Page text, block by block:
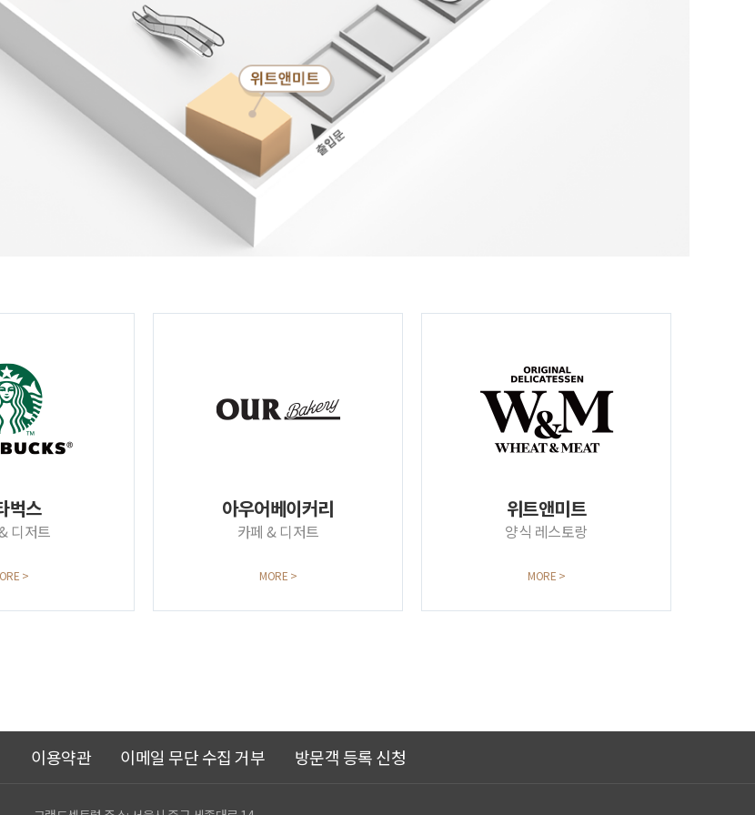
벅스
디저트
>
아우어베이커리
카페 & 디저트
MORE >
위트앤미트
양식 레스토랑
MORE >
이용약관 이메일 무단 수집 거부 방문객 등록 신청